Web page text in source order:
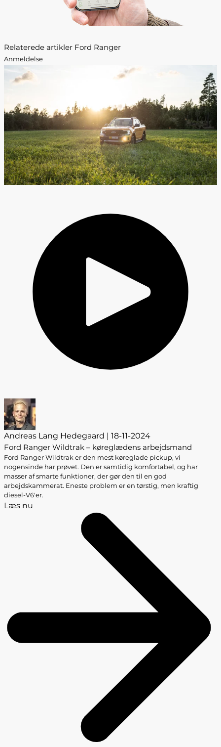
Relaterede artikler Ford Ranger
Anmeldelse
Andreas Lang Hedegaard | 18-11-2024
Ford Ranger Wildtrak – køreglædens arbejdsmand
Ford Ranger Wildtrak er den mest køreglade pickup, vi
nogensinde har prøvet. Den er samtidig komfortabel, og har
masser af smarte funktioner, der gør den til en god
arbejdskammerat. Eneste problem er en tørstig, men kraftig
diesel-V6'er.
Læs nu